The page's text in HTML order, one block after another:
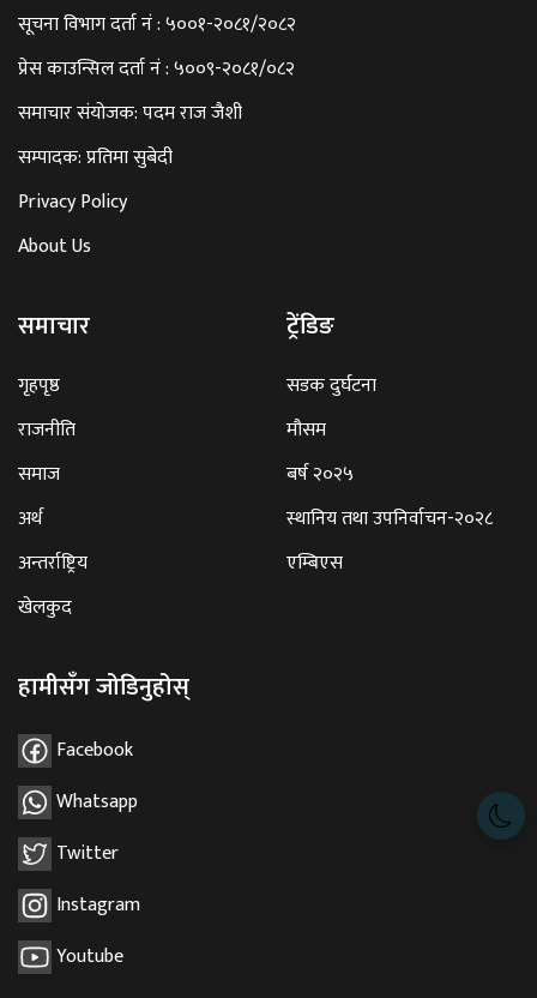
सूचना विभाग दर्ता नं : ५००१-२०८१/२०८२
प्रेस काउन्सिल दर्ता नं : ५००९-२०८१/०८२
समाचार संयोजक: पदम राज जैशी
सम्पादक: प्रतिमा सुबेदी
Privacy Policy
About Us
समाचार
गृहपृष्ठ
राजनीति
समाज
अर्थ
अन्तर्राष्ट्रिय
खेलकुद
ट्रेंडिङ
सडक दुर्घटना
मौसम
बर्ष २०२५
स्थानिय तथा उपनिर्वाचन-२०२८
एम्बिएस
हामीसँग जोडिनुहोस्
Facebook
Whatsapp
Twitter
Instagram
Youtube